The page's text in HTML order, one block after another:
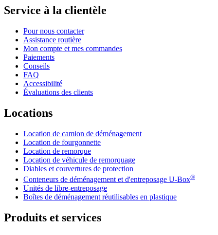
Service à la clientèle
Pour nous contacter
Assistance routière
Mon compte et mes commandes
Paiements
Conseils
FAQ
Accessibilité
Évaluations des clients
Locations
Location de camion de déménagement
Location de fourgonnette
Location de remorque
Location de véhicule de remorquage
Diables et couvertures de protection
Conteneurs de déménagement et d'entreposage U-Box®
Unités de libre-entreposage
Boîtes de déménagement réutilisables en plastique
Produits et services